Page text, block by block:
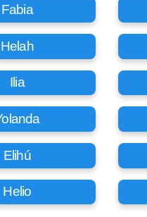
Fabia
Helah
Ilia
Elihú
Helio